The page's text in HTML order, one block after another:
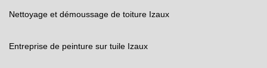
Nettoyage et démoussage de toiture Izaux
Entreprise de peinture sur tuile Izaux